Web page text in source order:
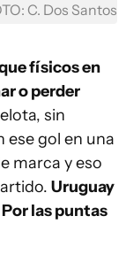
C. Dos Santos
físicos en
o perder
sin
gol en una
marca y eso
Uruguay
las puntas